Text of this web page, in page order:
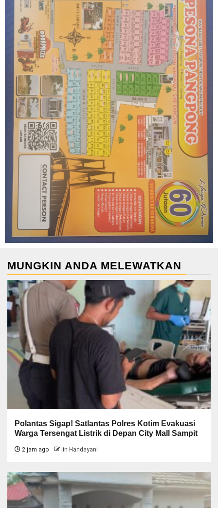
MUNGKIN ANDA MELEWATKAN
Polantas Sigap! Satlantas Polres Kotim Evakuasi
Warga Tersengat Listrik di Depan City Mall Sampit
2 jam ago Iin Handayani